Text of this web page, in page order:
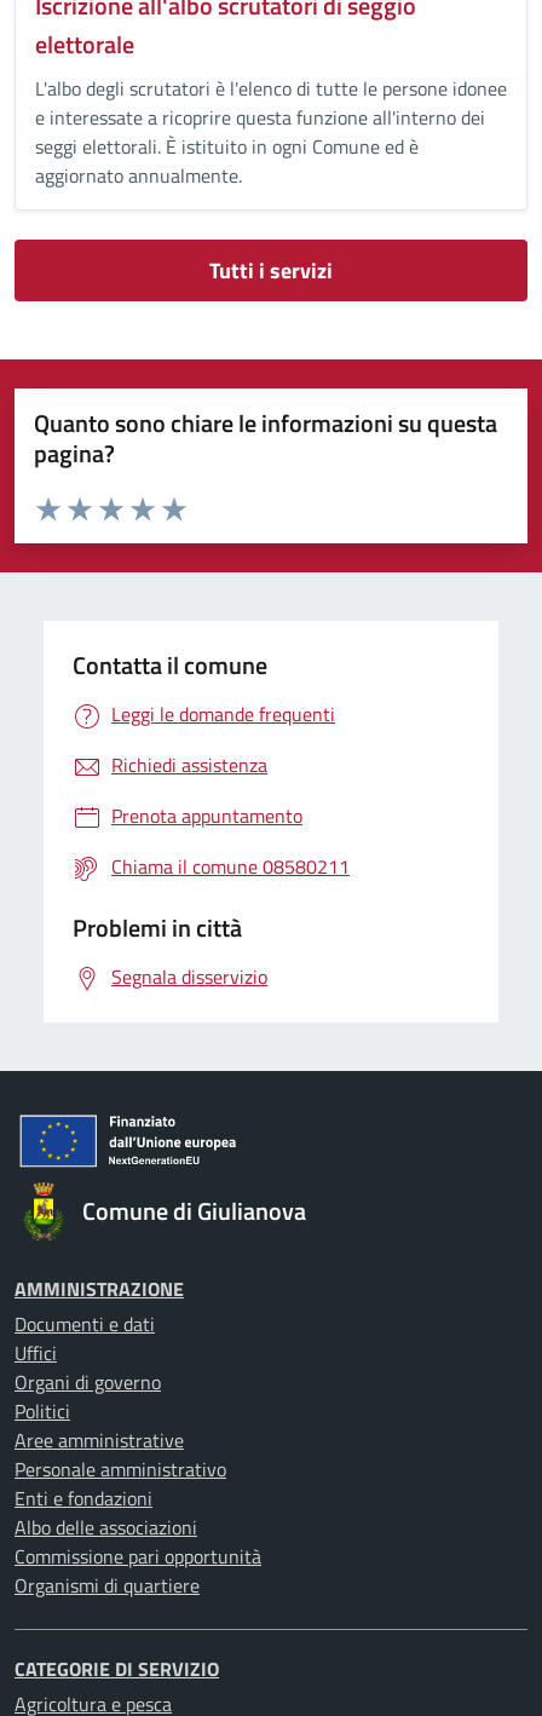
elettorale
L'albo degli scrutatori è l'elenco di tutte le persone idonee
e interessate a ricoprire questa funzione all'interno dei
seggi elettorali. È istituito in ogni Comune ed è
aggiornato annualmente.
Tutti i servizi
Quanto sono chiare le informazioni su questa
pagina?
Valuta da 1 a 5 stelle la pagina
Valuta 5 stelle su 5
Valuta 4 stelle su 5
Valuta 3 stelle su 5
Valuta 2 stelle su 5
Valuta 1 stelle su 5
Contatta il comune
Leggi le domande frequenti
Richiedi assistenza
Prenota appuntamento
Chiama il comune 08580211
Problemi in città
Segnala disservizio
Comune di Giulianova
AMMINISTRAZIONE
Documenti e dati
Uffici
Organi di governo
Politici
Aree amministrative
Personale amministrativo
Enti e fondazioni
Albo delle associazioni
Commissione pari opportunità
Organismi di quartiere
CATEGORIE DI SERVIZIO
Agricoltura e pesca